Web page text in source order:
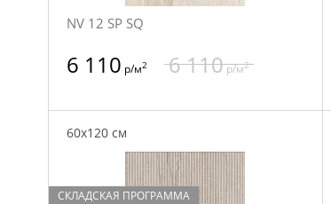
NV 12 SP SQ
6 110 р/м2 6 110р/м2
60x120 см
СКЛАДСКАЯ ПРОГРАММА